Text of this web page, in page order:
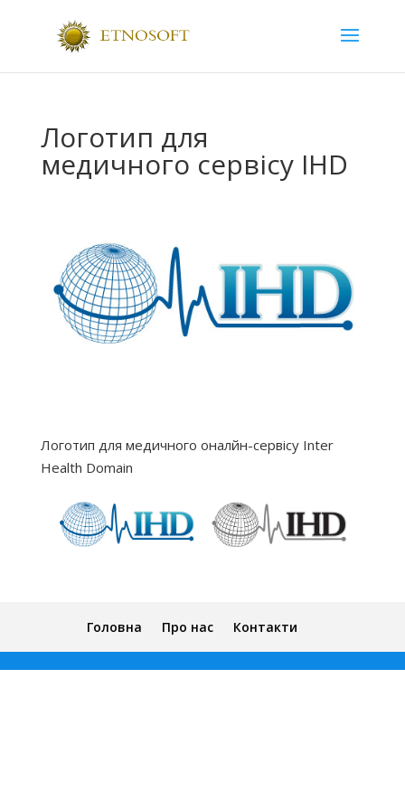
Логотип для
медичного сервісу IHD
Логотип для медичного оналйн-сервісу Inter
Health Domain
Головна Про нас Контакти